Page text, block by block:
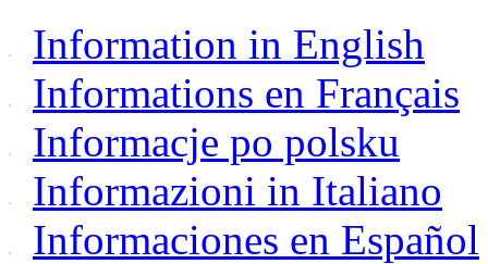
Information in English
Informations en Français
Informacje po polsku
Informazioni in Italiano
Informaciones en Español